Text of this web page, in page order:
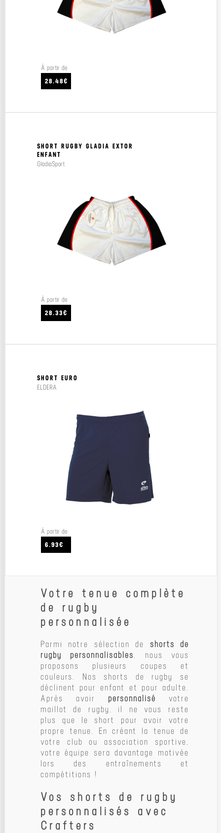
À partir de
28.48€
SHORT RUGBY GLADIA EXTOR
ENFANT
GladiaSport
À partir de
28.33€
SHORT EURO
ELDERA
À partir de
6.93€
Votre tenue complète
de rugby
personnalisée
Parmi notre sélection de shorts de
rugby personnalisables, nous vous
proposons plusieurs coupes et
couleurs. Nos shorts de rugby se
déclinent pour enfant et pour adulte.
Après avoir personnalisé votre
maillot de rugby, il ne vous reste
plus que le short pour avoir votre
propre tenue. En créant la tenue de
votre club ou association sportive,
votre équipe sera davantage motivée
lors des entraînements et
compétitions !
Vos shorts de rugby
personnalisés avec
Crafters